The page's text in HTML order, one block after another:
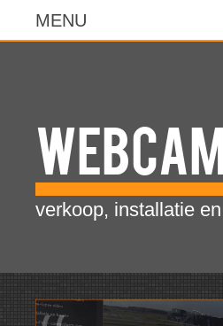
verkoop, installatie